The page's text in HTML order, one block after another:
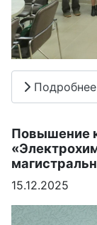
Подробнее
Повышение
15.12.2025